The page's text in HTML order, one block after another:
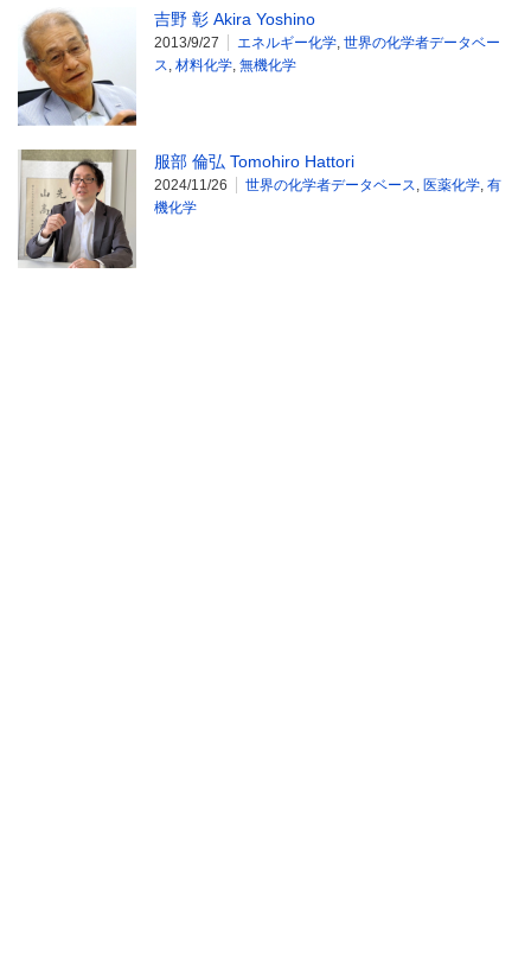
吉野 彰 Akira Yoshino
2013/9/27 エネルギー化学, 世界の化学者データベー
ス, 材料化学, 無機化学
服部 倫弘 Tomohiro Hattori
2024/11/26 世界の化学者データベース, 医薬化学, 有
機化学